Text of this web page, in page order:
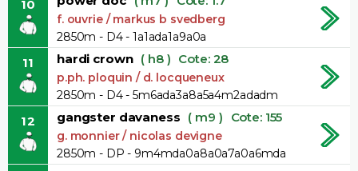
10
f. ouvrie / markus b svedberg
2850m - D4 - 1a1ada1a9a0a
11 hardi crown ( h8 ) Cote: 28
p.ph. ploquin / d. locqueneux
2850m - D4 - 5m6ada3a8a5a4m2adadm
12 gangster davaness ( m9 ) Cote: 155
g. monnier / nicolas devigne
2850m - DP - 9m4mda0a8a0a7a0a6mda